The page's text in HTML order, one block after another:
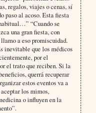
regalos, viajes o cenas, sí
paso al acoso. Esta fiesta
“Cuando se
una gran fiesta, con
a eso promiscuidad.
inevitable que los médicos
por el
el trato que reciben. Si la
querrá recuperar
estos eventos va a
los mimos,
o influyen en la